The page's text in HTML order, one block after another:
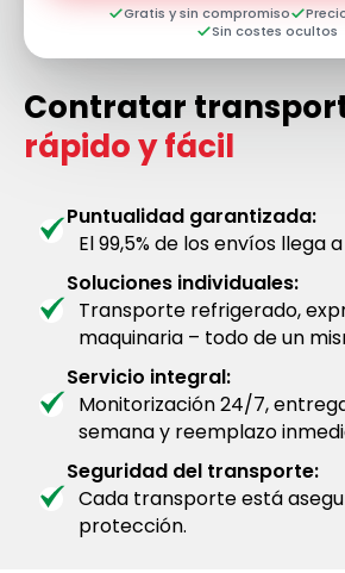
Gratis y sin compromiso
Sin costes ocultos
Contratar
rápido y fácil
Puntualidad garantizada:
El 99,5% de los envíos llega
Soluciones individuales:
Transporte refrigerado,
maquinaria – todo de un
Servicio integral:
Monitorización 24/7,
semana y reemplazo
Seguridad del transporte:
Cada transporte está
protección.